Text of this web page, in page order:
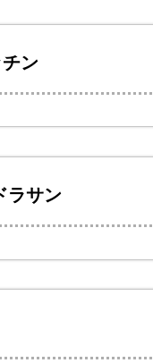
ン
ラサン